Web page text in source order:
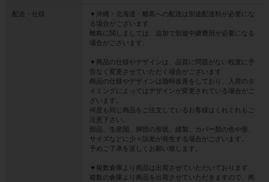
配送・仕様
▼沖縄・北海道・離島への配送は別途配送料が必要にな
る場合がございます
離島に関しましては、追加で別途中継費用が必要になる
場合がございます。
▼商品の仕様やデザインは、品質に問題がない程度に予
告なく変更させていただく場合がございます
商品の仕様やデザインは随時改善をしており、入荷のタ
イミングによってはデザインが変更されている場合がご
ざいます。
何度も同じ商品をご注文しているお客様はくれぐれもご
注意下さい。
部品、生産国、脚部の形状、縫製、カバー類の色や形、
サイズなどに少々誤差が発生する場合がございます。
予めご了承を宜しくお願い致します。
▼複数倉庫より商品は出荷させていただいております
複数の倉庫より商品を出荷させていただきますので、商